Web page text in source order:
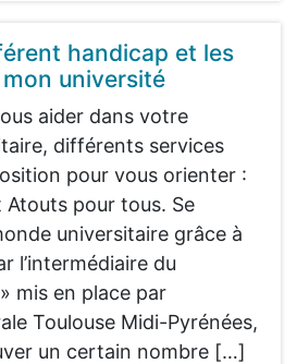
handicap et les
université
aider dans votre
différents services
pour vous orienter :
Atouts pour tous. Se
universitaire grâce à
l’intermédiaire du
mis en place par
Toulouse Midi-Pyrénées,
un certain nombre […]